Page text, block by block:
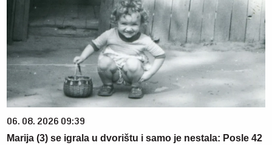
06. 08. 2026 09:39
Marija (3) se igrala u dvorištu i samo je nestala: Posle 42